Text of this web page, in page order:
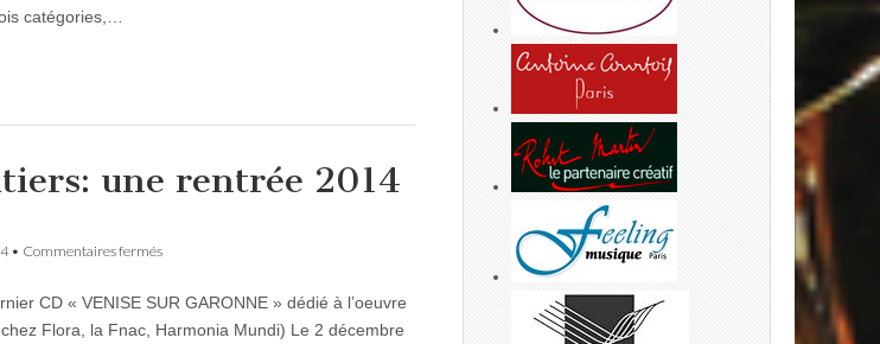
catégories,…
une rentrée 2014
• Commentaires ferméssur
une
rentrée
CD « VENISE SUR GARONNE » dédié à l’oeuvre
Flora, la Fnac, Harmonia Mundi) Le 2 décembre